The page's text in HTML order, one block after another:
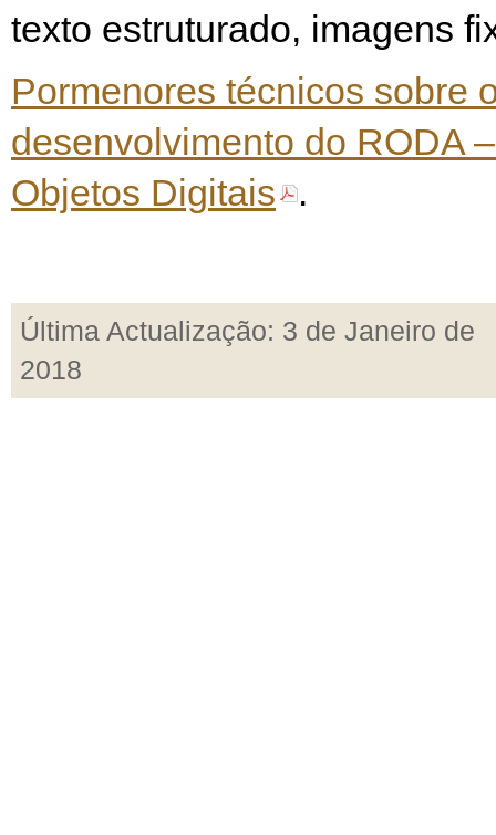
texto estruturado, imagens
Pormenores técnicos sobre
desenvolvimento do RODA
Objetos Digitais
.
Última Actualização: 3 de Janeiro de
2018